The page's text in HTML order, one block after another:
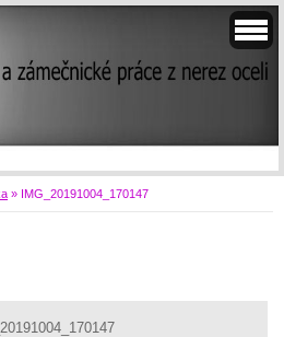
» IMG_20191004_170147